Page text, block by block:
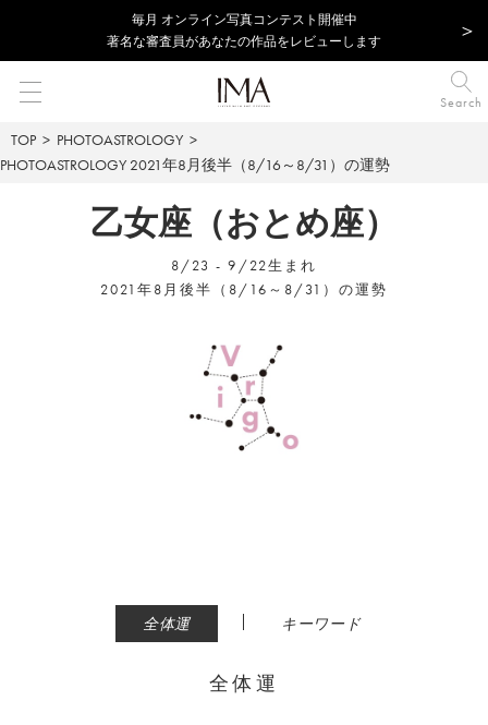
毎⽉ オンライン写真コンテスト開催中
著名な審査員があなたの作品をレビューします
Search
TOP
PHOTOASTROLOGY
PHOTOASTROLOGY 2021年8月後半（8/16～8/31）の運勢
乙女座（おとめ座）
8/23 - 9/22生まれ
2021年8月後半（8/16～8/31）の運勢
全体運 | キーワード
全体運